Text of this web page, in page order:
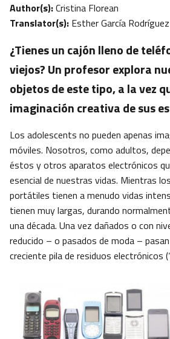
Author(s):Cristina Florean
Translator(s): Esther García Rodríguez
¿Tienes un cajón lleno de
viejos? Un profesor explora
objetos de este tipo, a la vez
imaginación creativa de sus
Los adolescents no pueden apenas
móviles. Nosotros, como adultos,
éstos y otros aparatos electrónicos
esencial de nuestras vidas. Mientras
portátiles tienen a menudo vidas
tienen muy largas, durando
una década. Una vez dañados o con
reducido – o pasados de moda –
creciente pila de residuos electrónicos